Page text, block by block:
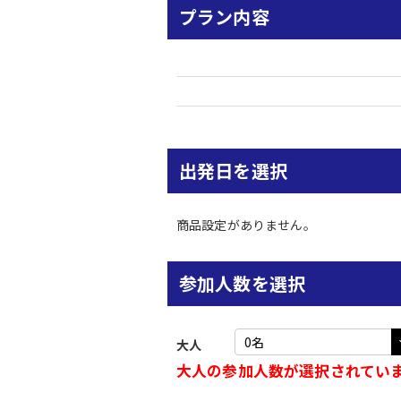
プラン内容
出発日を選択
商品設定がありません。
参加人数を選択
大人
大人の参加人数が選択されてい